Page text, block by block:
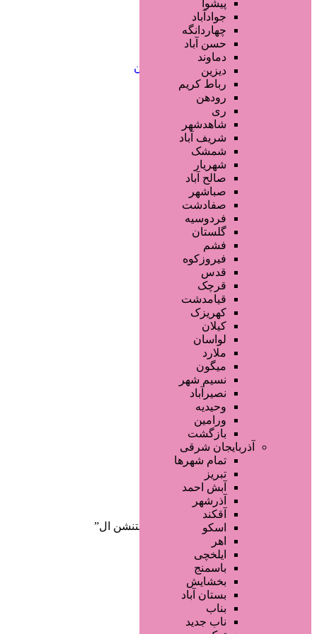
کلینیک های زیبایی پزشکی
آرایش دائم
خدمات مژه
خدمات ابرو
خدمات تناسب اندام و زیبایی بدن
سایر خدمات
پیشوا
جوادآباد
چهاردانگه
حسن آباد
دماوند
دیزین
رباط کریم
رودهن
ری
شاهدشهر
شریف آباد
شمشک
شهریار
صالح آباد
صباشهر
صفادشت
فردوسیه
گلستان
فشم
فیروزکوه
قدس
قرچک
قیامدشت
کهریزک
کیلان
لواسان
ملارد
میگون
نسیم شهر
نصیرآباد
وحیدیه
ورامین
بازگشت
آذربایجان شرقی
تمام شهر‌ها
تبریز
آبش احمد
آذرشهر
آقکند
اسکو
اهر
ایلخچی
باسمنج
بخشایش
بستان آباد
بناب
ناب جدید
صفحه اصلی
آگهی انبوه
طراحی سایت
صفحه اختصاصی
لیست سایتهای تبلیغاتی
دسته‌بندی‌ها
/ محصولات برچسب خورده “اکستنشن ال”